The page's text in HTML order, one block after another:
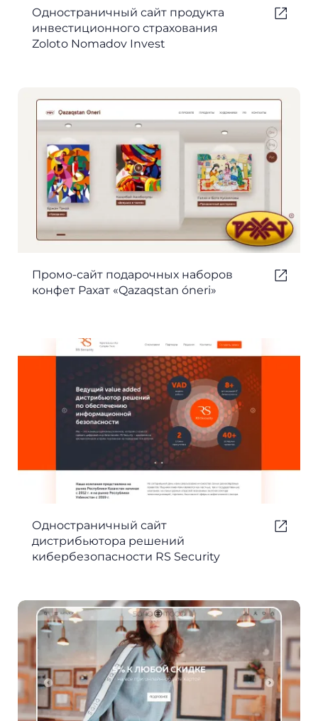
Одностраничный сайт продукта
инвестиционного страхования
Zoloto Nomadov Invest
Промо-сайт подарочных наборов
конфет Рахат «Qazaqstan óneri»
Одностраничный сайт
дистрибьютора решений
кибербезопасности RS Security